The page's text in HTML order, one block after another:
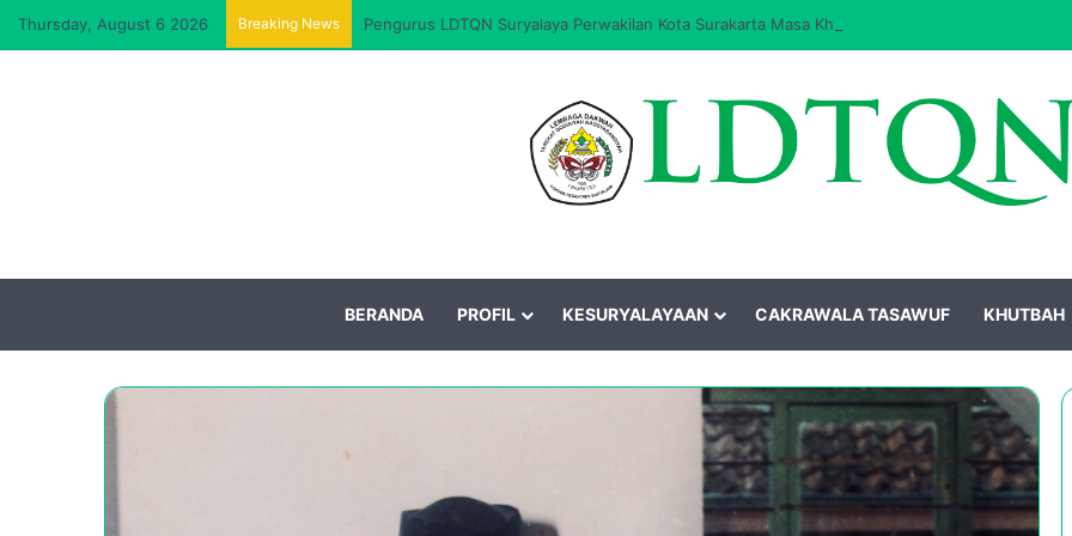
Thursday, August 6 2026 Breaking News Pengurus LDTQN Suryalaya Perwakilan Kota Surakarta Masa Khidmat 2026–2031 Resmi Dilantik
BERANDA PROFIL KESURYALAYAAN CAKRAWALA TASAWUF KHUTBAH